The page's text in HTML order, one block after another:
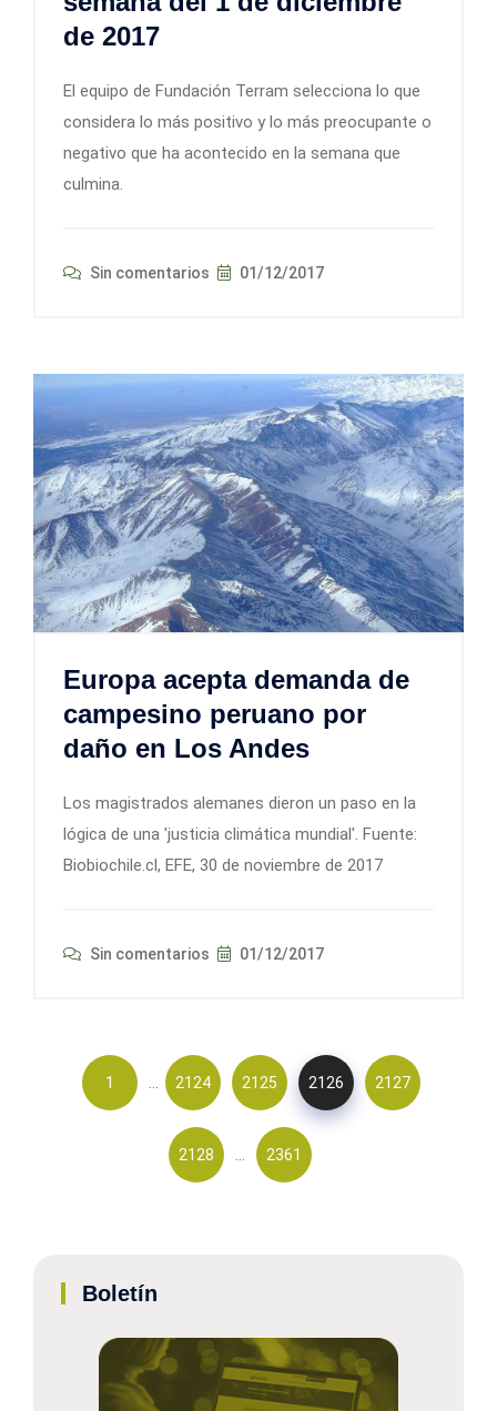
de 2017
El equipo de Fundación Terram selecciona lo que
considera lo más positivo y lo más preocupante o
negativo que ha acontecido en la semana que
culmina.
Sin comentarios 01/12/2017
Europa acepta demanda de
campesino peruano por
daño en Los Andes
Los magistrados alemanes dieron un paso en la
lógica de una 'justicia climática mundial'. Fuente:
Biobiochile.cl, EFE, 30 de noviembre de 2017
Sin comentarios 01/12/2017
1 … 2124 2125 2126 2127
2128 … 2361
Boletín